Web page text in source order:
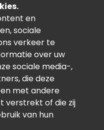
en
sociale
verkeer te
over uw
sociale media-,
die deze
met andere
verstrekt of die zij
van hun
Kalixo.